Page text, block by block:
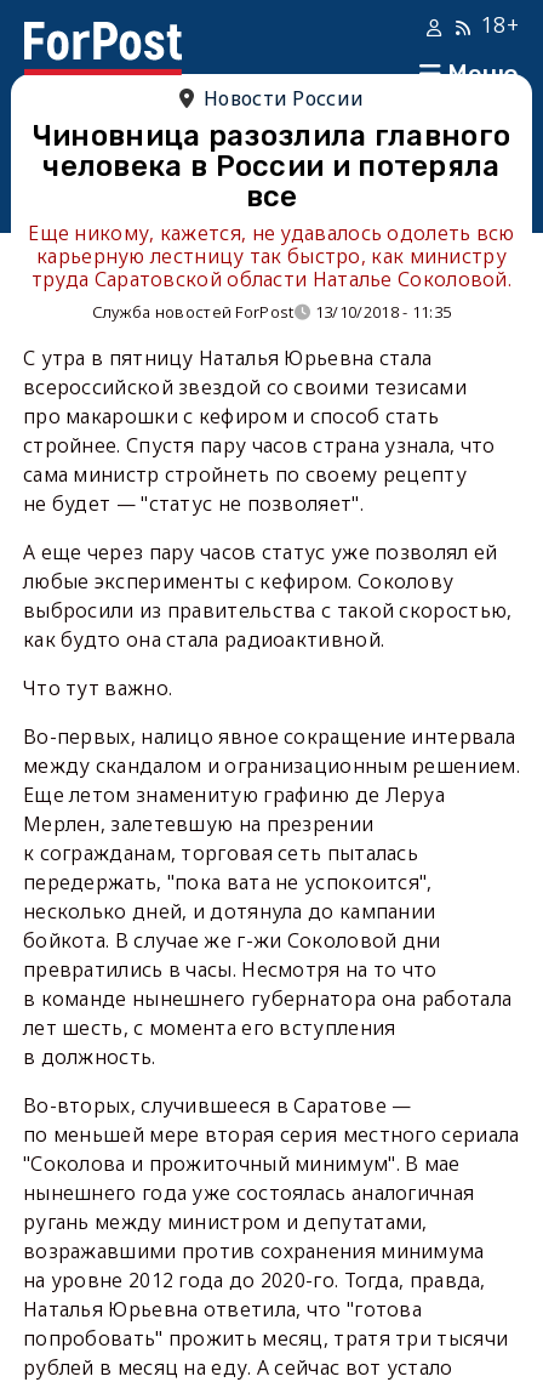
Меню
18+
Новости России
Чиновница разозлила главного
человека в России и потеряла
все
Еще никому, кажется, не удавалось одолеть всю
карьерную лестницу так быстро, как министру
труда Саратовской области Наталье Соколовой.
Служба новостей ForPost 13/10/2018 - 11:35
С утра в пятницу Наталья Юрьевна стала
всероссийской звездой со своими тезисами
про макарошки с кефиром и способ стать
стройнее. Спустя пару часов страна узнала, что
сама министр стройнеть по своему рецепту
не будет — "статус не позволяет".
А еще через пару часов статус уже позволял ей
любые эксперименты с кефиром. Соколову
выбросили из правительства с такой скоростью,
как будто она стала радиоактивной.
Что тут важно.
Во-первых, налицо явное сокращение интервала
между скандалом и огранизационным решением.
Еще летом знаменитую графиню де Леруа
Мерлен, залетевшую на презрении
к согражданам, торговая сеть пыталась
передержать, "пока вата не успокоится",
несколько дней, и дотянула до кампании
бойкота. В случае же г-жи Соколовой дни
превратились в часы. Несмотря на то что
в команде нынешнего губернатора она работала
лет шесть, с момента его вступления
в должность.
Во-вторых, случившееся в Саратове —
по меньшей мере вторая серия местного сериала
"Соколова и прожиточный минимум". В мае
нынешнего года уже состоялась аналогичная
ругань между министром и депутатами,
возражавшими против сохранения минимума
на уровне 2012 года до 2020-го. Тогда, правда,
Наталья Юрьевна ответила, что "готова
попробовать" прожить месяц, тратя три тысячи
рублей в месяц на еду. А сейчас вот устало